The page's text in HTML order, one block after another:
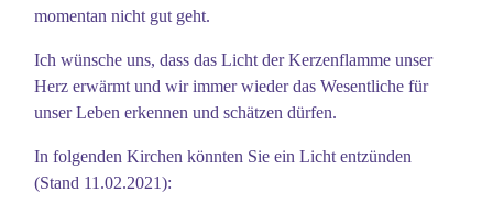
momentan nicht gut geht.
Ich wünsche uns, dass das Licht der Kerzenflamme unser
Herz erwärmt und wir immer wieder das Wesentliche für
unser Leben erkennen und schätzen dürfen.
In folgenden Kirchen könnten Sie ein Licht entzünden
(Stand 11.02.2021):